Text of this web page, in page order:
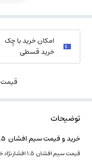
امکان خرید با چِک
خرید قسطی
قیمت
توضیحات
خرید و قیمت سیم افشان 1.5 افشار نژاد خراسان
قیمت سیم